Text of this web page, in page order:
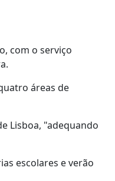
com o serviço
áreas de
Lisboa, "adequando
escolares e verão